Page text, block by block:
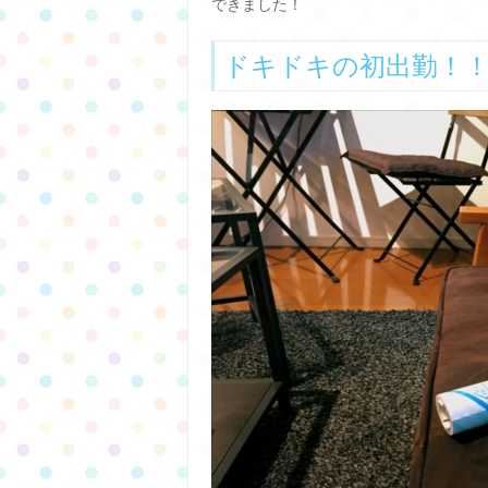
できました！
ドキドキの初出勤！